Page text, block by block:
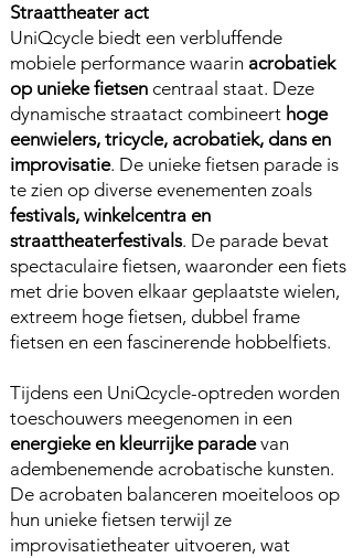
Straattheater act
UniQcycle biedt een verbluffende
mobiele performance waarin acrobatiek
op unieke fietsen centraal staat. Deze
dynamische straatact combineert hoge
eenwielers, tricycle, acrobatiek, dans en
improvisatie. De unieke fietsen parade is
te zien op diverse evenementen zoals
festivals, winkelcentra en
straattheaterfestivals. De parade bevat
spectaculaire fietsen, waaronder een fiets
met drie boven elkaar geplaatste wielen,
extreem hoge fietsen, dubbel frame
fietsen en een fascinerende hobbelfiets.
Tijdens een UniQcycle-optreden worden
toeschouwers meegenomen in een
energieke en kleurrijke paradevan
adembenemende acrobatische kunsten.
De acrobaten balanceren moeiteloos op
hun unieke fietsen terwijl ze
improvisatietheater uitvoeren, wat